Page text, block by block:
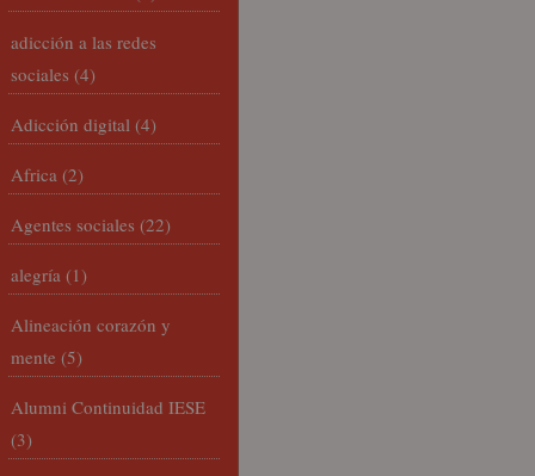
adicción a las redes
sociales (4)
Adicción digital (4)
Africa (2)
Agentes sociales (22)
alegría (1)
Alineación corazón y
mente (5)
Alumni Continuidad IESE
(3)